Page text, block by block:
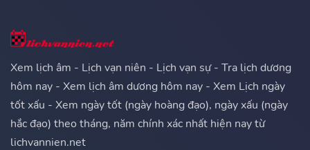
Xem lịch âm - Lịch vạn niên - Lịch vạn sự - Tra lịch dương
hôm nay - Xem lịch âm dương hôm nay - Xem Lịch ngày
tốt xấu - Xem ngày tốt (ngày hoàng đạo), ngày xấu (ngày
hắc đạo) theo tháng, năm chính xác nhất hiện nay từ
lichvannien.net